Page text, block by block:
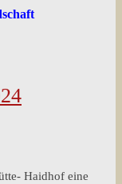
Haidhof eine